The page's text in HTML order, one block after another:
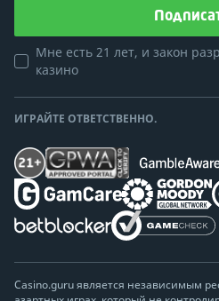
Мне есть 21 лет, и закон
казино
ИГРАЙТЕ ОТВЕТСТВЕННО.
Casino.guru является независимым